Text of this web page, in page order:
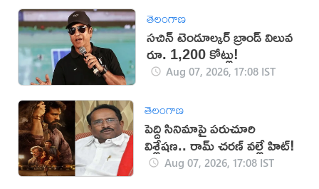
తెలంగాణ
సచిన్ టెండూల్కర్ బ్రాండ్ విలువ
రూ. 1,200 కోట్లు!
Aug 07, 2026, 17:08 IST
తెలంగాణ
పెద్ది సినిమాపై పరుచూరి
విశ్లేషణ.. రామ్ చరణ్ వల్లే హిట్!
Aug 07, 2026, 17:08 IST